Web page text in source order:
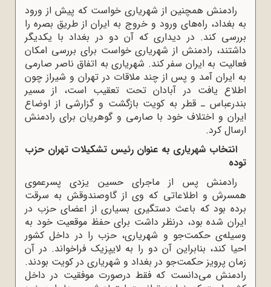
رادمنش همچنین از شهریاری خواست که پیش از ورود
به بغداد، راه‌های ورود و خروج به ایران از طریق بصره را
بررسی کند. در دیداری که آن دو در بغداد با یکدیگر
داشتند، رادمنش از شهریاری خواست برای بررسی امکان
فعالیت به ایران سفر کند. شهریاری به اتفاق ناصر صارمی
به ایران آمد و پس از چند ملاقات در تهران و شیراز چون
اطلاع یافت در آبادان تحت تعقیب است، از مسیر
بندرعباس ـ قطر به کویت بازگشت و گزارشی از اوضاع
ایران و اختلاف خود با صارمی و گوهریان برای رادمنش
ارسال کرد.
انتخاب شهریاری به عنوان رئیس تشکیلات تهران حزب
توده
رادمنش پس از ماجرای حسین یزدی پسرعموی
همسرش و اطلاعاتی که وی از گاوصندوقش به سرقت
برده بود که باعث دستگیری بسیاری از اعضای حزب در
ایران شده بود، درنظر داشت برای حفظ موقعیت خود به
وسیله‌ی حکمت‌جو و شهریاری، حزب را در داخل کشور
احیا کند، بنابراین آن دو را به لایپزیک فراخواند. در آن
زمان پرویز حکمت‌جو در بغداد و شهریاری در کویت بودند.
رادمنش می‌دانست که فقط درصورت موفقیت در داخل